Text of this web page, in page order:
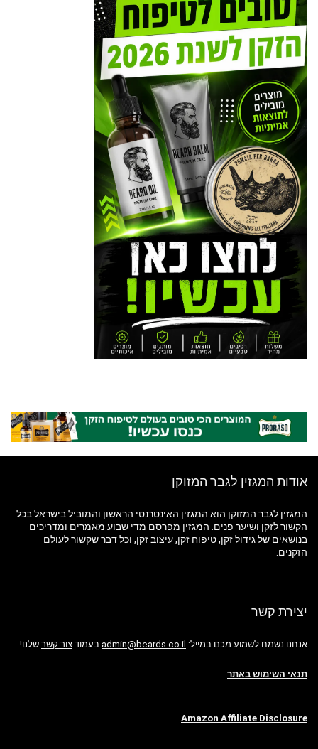
אודות המגזין לגבר המזוקן
המגזין לגבר המזוקן הוא המגזין האינטרנטי הראשון והמוביל בישראל בכל
הקשור לזקן ושיער פנים. המגזין מפרסם מדי שבוע מאמרים ומדריכים
בנושאים של גידול זקן, טיפוח זקן, עיצוב זקן, וכל דבר שקשור לעולם
הזקנים.
יצירת קשר
אנחנו נשמח לשמוע מכם במייל: admin@beards.co.il בעמוד צור קשר שלנו!
תנאי השימוש באתר
Amazon Affiliate Disclosure